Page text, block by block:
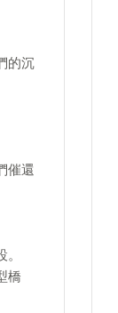
的沉
催還
橋